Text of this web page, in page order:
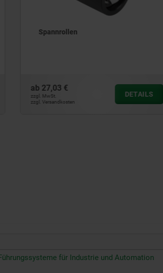
Zahnriemen Profil HTD 8M
ab 7,65 €
zzgl. MwSt.
zzgl. Versandkosten
DETAILS
für Industrie und Automation